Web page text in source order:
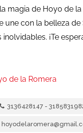
magia de Hoyo de
une con la belleza de
¡Te
de la Romera
3136428147 -